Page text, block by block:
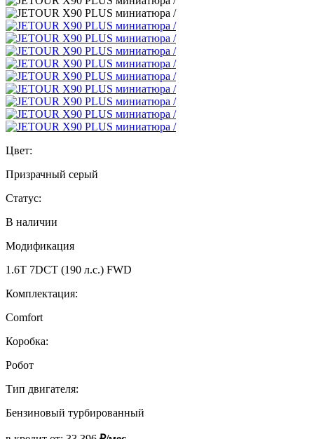
Цвет:
Призрачный серый
Статус:
В наличии
Модификация
1.6T 7DCT (190 л.с.) FWD
Комплектация:
Comfort
Коробка:
Робот
Тип двигателя:
Бензиновый турбированный